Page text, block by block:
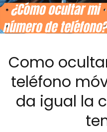
Como
teléfono
da igual la